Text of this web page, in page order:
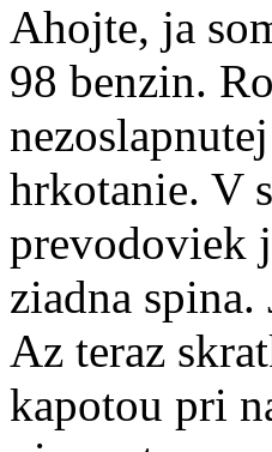
Ahojte, ja
98 benzin.
hrkotanie. V
prevodoviek
ziadna
Az teraz
kapotou pri